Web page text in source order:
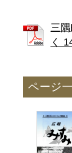
三
く
ページ